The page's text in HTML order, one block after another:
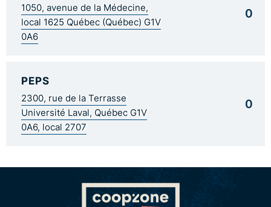
1050, avenue de la Médecine,
local 1625 Québec (Québec) G1V
0A6
0
PEPS
2300, rue de la Terrasse
Université Laval, Québec G1V
0A6, local 2707
0